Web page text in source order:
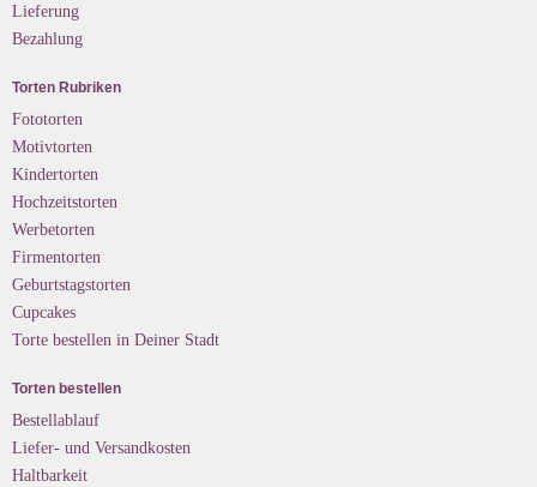
Lieferung
Bezahlung
Torten Rubriken
Fototorten
Motivtorten
Kindertorten
Hochzeitstorten
Werbetorten
Firmentorten
Geburtstagstorten
Cupcakes
Torte bestellen in Deiner Stadt
Torten bestellen
Bestellablauf
Liefer- und Versandkosten
Haltbarkeit